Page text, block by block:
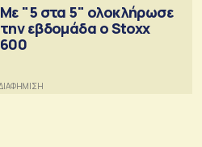
Με "5 στα 5" ολοκλήρωσε
την εβδομάδα ο Stoxx
600